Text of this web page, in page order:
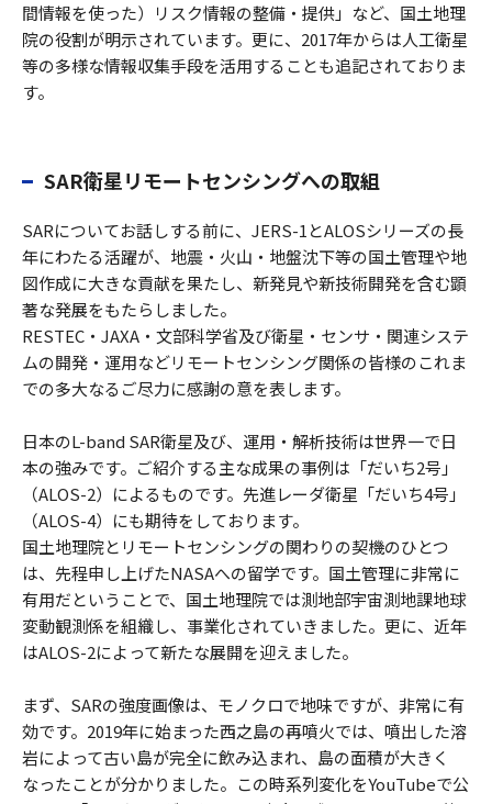
間情報を使った）リスク情報の整備・提供」など、国土地理
院の役割が明示されています。更に、2017年からは人工衛星
等の多様な情報収集手段を活用することも追記されておりま
す。
SAR衛星リモートセンシングへの取組
SARについてお話しする前に、JERS-1とALOSシリーズの長
年にわたる活躍が、地震・火山・地盤沈下等の国土管理や地
図作成に大きな貢献を果たし、新発見や新技術開発を含む顕
著な発展をもたらしました。
RESTEC・JAXA・文部科学省及び衛星・センサ・関連システ
ムの開発・運用などリモートセンシング関係の皆様のこれま
での多大なるご尽力に感謝の意を表します。
日本のL-band SAR衛星及び、運用・解析技術は世界一で日
本の強みです。ご紹介する主な成果の事例は「だいち2号」
（ALOS-2）によるものです。先進レーダ衛星「だいち4号」
（ALOS-4）にも期待をしております。
国土地理院とリモートセンシングの関わりの契機のひとつ
は、先程申し上げたNASAへの留学です。国土管理に非常に
有用だということで、国土地理院では測地部宇宙測地課地球
変動観測係を組織し、事業化されていきました。更に、近年
はALOS-2によって新たな展開を迎えました。
まず、SARの強度画像は、モノクロで地味ですが、非常に有
効です。2019年に始まった西之島の再噴火では、噴出した溶
岩によって古い島が完全に飲み込まれ、島の面積が大きく
なったことが分かりました。この時系列変化をYouTubeで公